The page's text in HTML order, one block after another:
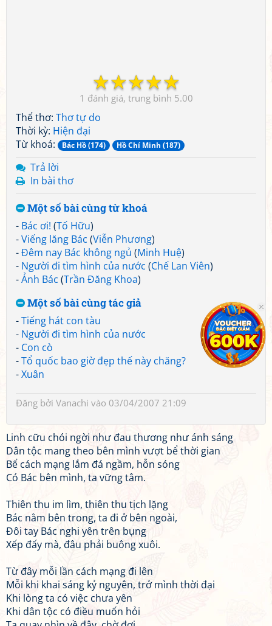
☆
☆
☆
☆
☆
1 5.00
Thể thơ: Thơ tự do
Thời kỳ: Hiện đại
Từ khoá:
Bác Hồ (174) Hồ Chí Minh (187)
Trả lời
In bài thơ
Một số bài cùng từ khoá
- Bác ơi! (Tố Hữu)
-Viếng lăng Bác (Viễn Phương)
-Đêm nay Bác không ngủ (Minh Huệ)
- Người đi tìm hình của nước (Chế Lan Viên)
-Ảnh Bác (Trần Đăng Khoa)
Một số bài cùng tác giả
-Tiếng hát con tàu
- Người đi tìm hình của nước
- Con cò
-Tổ quốc bao giờ đẹp thế này chăng?
-Xuân
Đăng bởi Vanachi vào 03/04/2007 21:09
Linh cữu chói ngời như đau thương như ánh sáng
Dân tộc mang theo bên mình vượt bể thời gian
Bể cách mạng lắm đá ngầm, hỗn sóng
Có Bác bên mình, ta vững tâm.
Thiên thu im lìm, thiên thu tịch lặng
Bác nằm bên trong, ta đi ở bên ngoài,
Đôi tay Bác nghi yên trên bụng
Xếp đấy mà, đâu phải buông xuôi.
Từ đây mỗi lần cách mạng đi lên
Mỗi khi khai sáng kỷ nguyên, trở mình thời đại
Khi lòng ta có việc chưa yên
Khi dân tộc có điều muốn hỏi